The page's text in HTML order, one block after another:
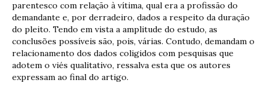
parentesco com relação à vítima, qual era a profissão do
demandante e, por derradeiro, dados a respeito da duração
do pleito. Tendo em vista a amplitude do estudo, as
conclusões possíveis são, pois, várias. Contudo, demandam o
relacionamento dos dados coligidos com pesquisas que
adotem o viés qualitativo, ressalva esta que os autores
expressam ao final do artigo.